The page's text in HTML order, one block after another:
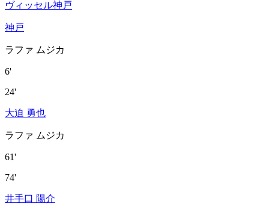
ヴィッセル神戸
神戸
ラファ ムジカ
6'
24'
大迫 勇也
ラファ ムジカ
61'
74'
井手口 陽介